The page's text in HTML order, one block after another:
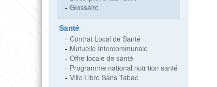
Glossaire
Santé
Contrat Local de Santé
Mutuelle Intercommunale
Offre locale de santé
Programme national nutrition santé
Ville Libre Sans Tabac